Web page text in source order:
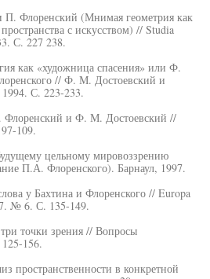
Флоренский (Мнимая геометрия как
с искусством) // Studia
С. 227 238.
как «художница спасения» или Ф.
// Ф. М. Достоевский и
С. 223-233.
и Ф. М. Достоевский //
109.
цельному мировоззрению
П.А. Флоренского). Барнаул, 1997.
у Бахтина и Флоренского // Europa
№ 6. С. 135-149.
точки зрения // Вопросы
156.
пространственности в конкретной